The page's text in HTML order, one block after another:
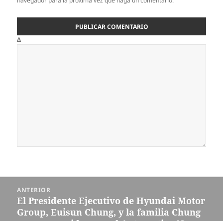
Δ
entradas
ANTERIOR
Entrada
anterior:
El Presidente Ejecutivo de Hyundai Motor
Group, Euisun Chung, y la familia Chung